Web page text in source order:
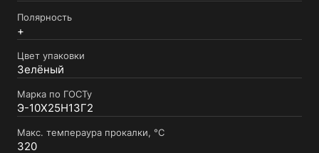
Полярность
+
Цвет упаковки
Зелёный
Марка по ГОСТу
Э-10Х25Н13Г2
Макс. темпераура прокалки, °C
320